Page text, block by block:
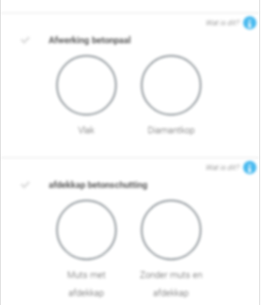
Wat is dit?
Afwerking betonpaal
Vlak Diamantkop
Wat is dit?
afdekkap betonschutting
Muts met
afdekkap
Zonder muts en
afdekkap